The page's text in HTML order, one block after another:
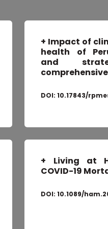
+ Impact of
health of
and
DOI:10.17843/
+ Living at
COVID-19
DOI:10.1089/